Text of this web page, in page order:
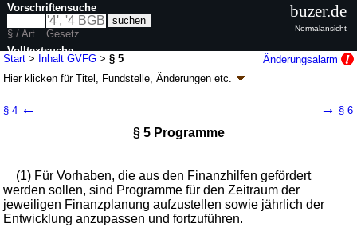
Start > Inhalt GVFG >§ 5
Änderungsalarm
Hier klicken fürTitel, Fundstelle, Änderungen etc.
(GVFG)
neugefasst durch B. v. 28.01.1988BGBl. I S. 100
7 weitere Fassungen
| wird in 21 Vorschriften zitiert
§ 4 ← → § 6
§ 5 Programme
(1) Für Vorhaben, die aus den Finanzhilfen gefördert
werden sollen, sind Programme für den Zeitraum der
jeweiligen Finanzplanung aufzustellen sowie jährlich der
Entwicklung anzupassen und fortzuführen.
Vorschriftensuche
§ / Art.
Gesetz
Volltextsuche
nur in GVFG
buzer.de
Normalansicht